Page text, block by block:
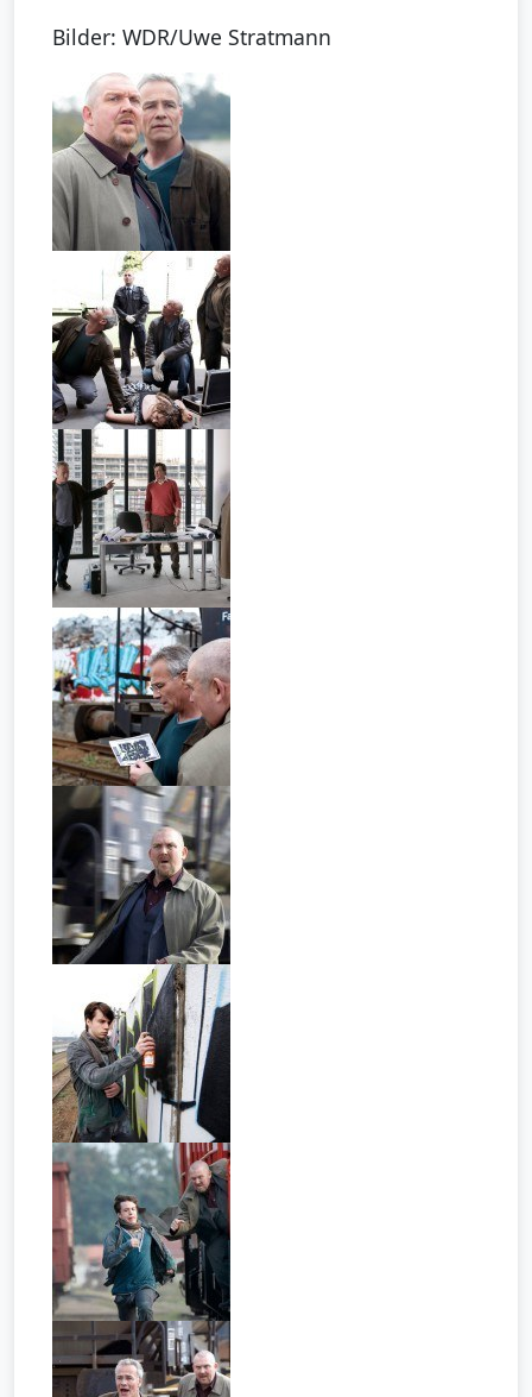
Bilder: WDR/Uwe Stratmann